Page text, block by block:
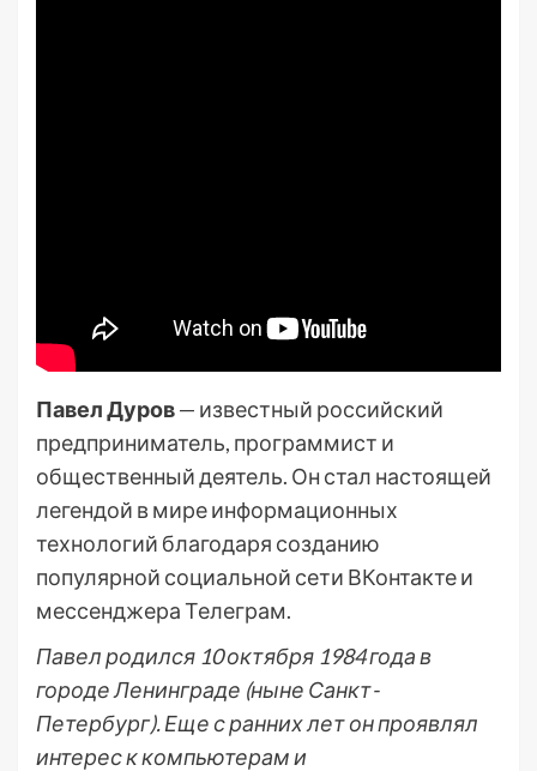
Павел Дуров— известный российский
предприниматель, программист и
общественный деятель. Он стал настоящей
легендой в мире информационных
технологий благодаря созданию
популярной социальной сети ВКонтакте и
мессенджера Телеграм.
Павел родился 10 октября 1984 года в
городе Ленинграде (ныне Санкт-
Петербург). Еще с ранних лет он проявлял
интерес к компьютерам и